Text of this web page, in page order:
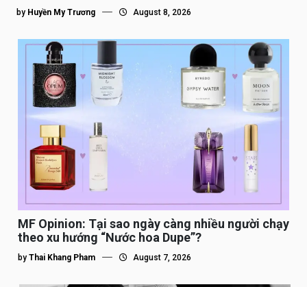
by Huyền My Trương August 8, 2026
MF Opinion: Tại sao ngày càng nhiều người chạy
theo xu hướng “Nước hoa Dupe”?
by Thai Khang Pham August 7, 2026